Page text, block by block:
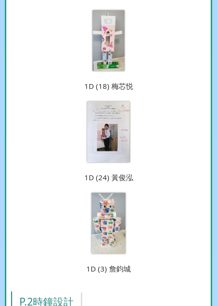
1D (18) 梅芯悦
1D (24) 黃俊泓
1D (3) 詹鈞城
P.2時鐘設計